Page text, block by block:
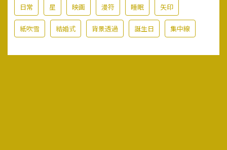
日常 星 映画 漫符 睡眠 矢印
紙吹雪 結婚式 背景透過 誕生日 集中線